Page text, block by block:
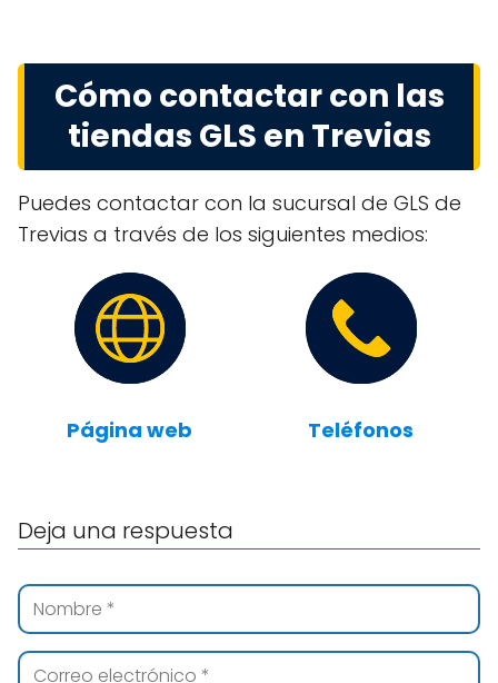
Cómo contactar con las
tiendas GLS en Trevias
Puedes contactar con la sucursal de GLS de
Trevias a través de los siguientes medios:
Página web Teléfonos
Deja una respuesta